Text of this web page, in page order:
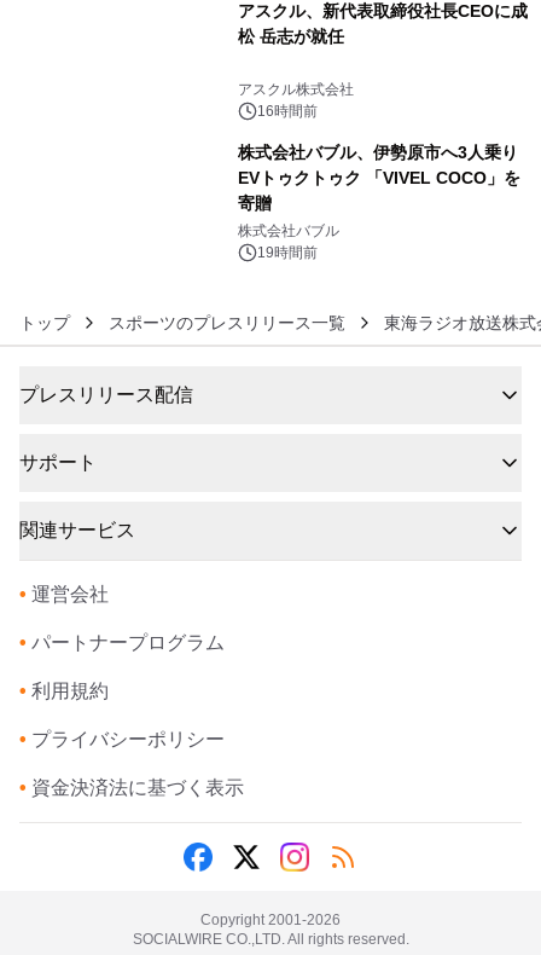
アスクル、新代表取締役社長CEOに成
松 岳志が就任
アスクル株式会社
16時間前
株式会社バブル、伊勢原市へ3人乗り
EVトゥクトゥク 「VIVEL COCO」を
寄贈
株式会社バブル
19時間前
トップ スポーツのプレスリリース一覧 東海ラジオ放送株式
プレスリリース配信
サポート
関連サービス
• 運営会社
• パートナープログラム
• 利用規約
• プライバシーポリシー
• 資金決済法に基づく表示
Copyright 2001-2026
SOCIALWIRE CO.,LTD. All rights reserved.